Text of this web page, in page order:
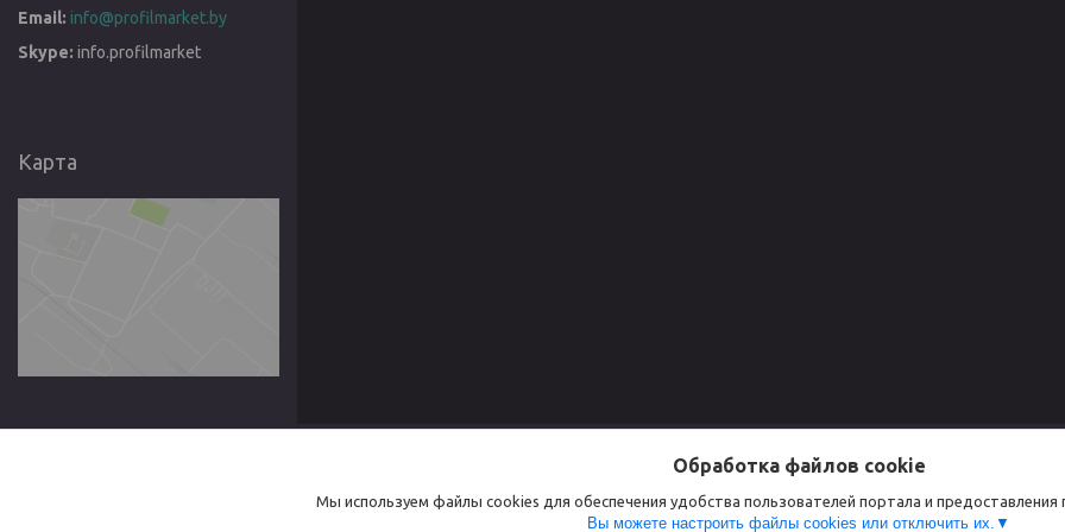
info@profilmarket.by
info.profilmarket
Карта
Товары и услуги
Для клиентов
Доставка и оплаты
Обработка файлов cookie
Мы используем файлы cookies для обеспечения удобства пользователей портала и
Вы можете настроить файлы cookies или отключить их.